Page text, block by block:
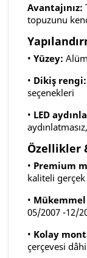
Avantajınız:
topuzunu
• Yüzey:
• Dikiş rengi:
seçenekleri
• LED
Özellikler
• Premium
kaliteli
•
05/2007 -12/
• Kolay
çerçevesi